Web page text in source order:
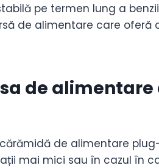
pe termen lung a benzii
de alimentare care oferă
de alimentare
de alimentare
mai mici sau în cazul în